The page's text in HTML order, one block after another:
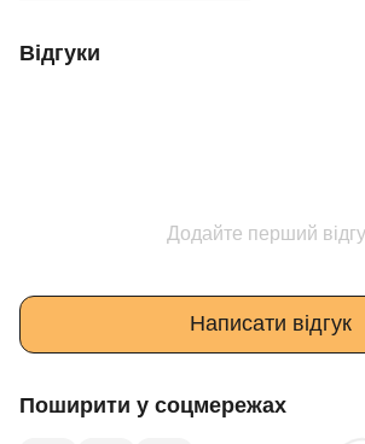
Відгуки
Додайте перший
Написати відгук
Поширити у соцмережах